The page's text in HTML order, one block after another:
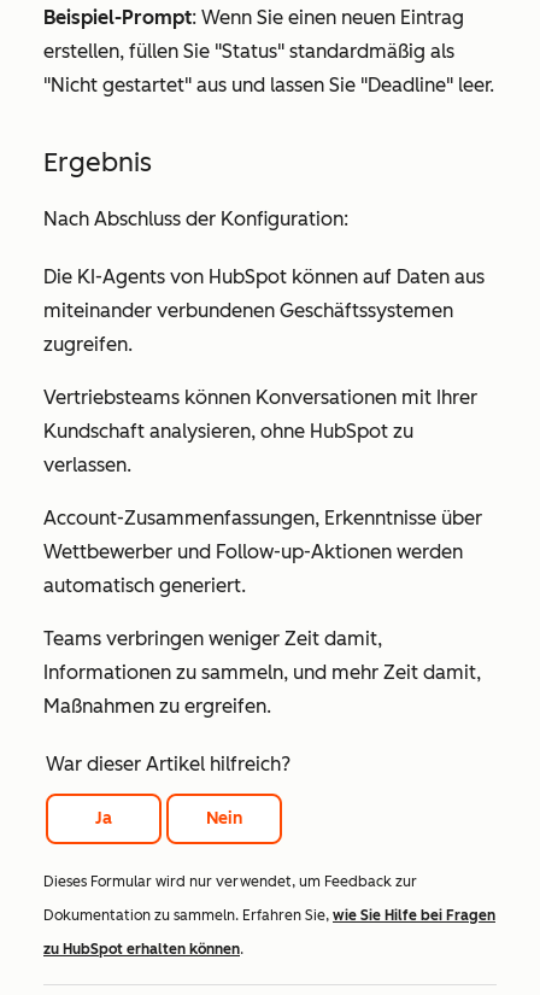
Beispiel-Prompt: Wenn Sie einen neuen Eintrag
erstellen, füllen Sie "Status" standardmäßig als
"Nicht gestartet" aus und lassen Sie "Deadline" leer.
Ergebnis
Nach Abschluss der Konfiguration:
Die KI-Agents von HubSpot können auf Daten aus
miteinander verbundenen Geschäftssystemen
zugreifen.
Vertriebsteams können Konversationen mit Ihrer
Kundschaft analysieren, ohne HubSpot zu
verlassen.
Account-Zusammenfassungen, Erkenntnisse über
Wettbewerber und Follow-up-Aktionen werden
automatisch generiert.
Teams verbringen weniger Zeit damit,
Informationen zu sammeln, und mehr Zeit damit,
Maßnahmen zu ergreifen.
War dieser Artikel hilfreich?
Ja Nein
Dieses Formular wird nur verwendet, um Feedback zur
Dokumentation zu sammeln. Erfahren Sie, wie Sie Hilfe bei Fragen
zu HubSpot erhalten können.